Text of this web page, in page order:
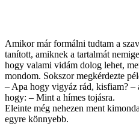
Amikor már formálni tudtam a
tanított, amiknek a tartalmát
hogy valami vidám dolog lehet,
mondom. Sokszor megkérdezte
– Apa hogy vigyáz rád, kisfiam? –
hogy: – Mint a hímes tojásra.
Eleinte még nehezen ment
egyre könnyebb.